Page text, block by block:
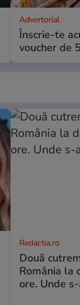
Advertorial
Înscrie-te
voucher de
Redactia.ro
Două
România la
ore. Unde